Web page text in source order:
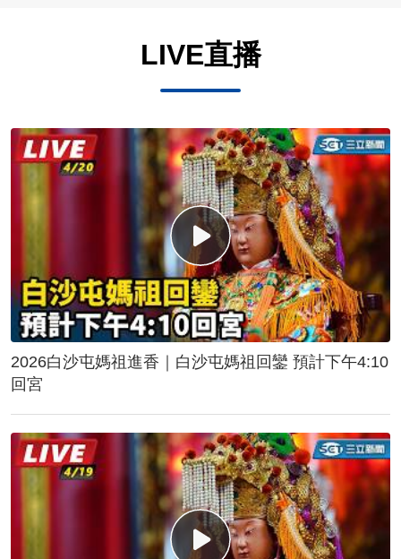
LIVE直播
2026白沙屯媽祖進香｜白沙屯媽祖回鑾 預計下午4:10
回宮